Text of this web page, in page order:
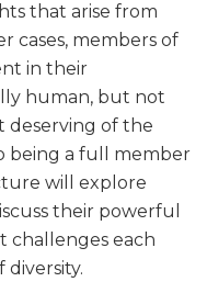
that arise from
cases, members of
in their
human, but not
deserving of the
being a full member
will explore
their powerful
challenges each
diversity.